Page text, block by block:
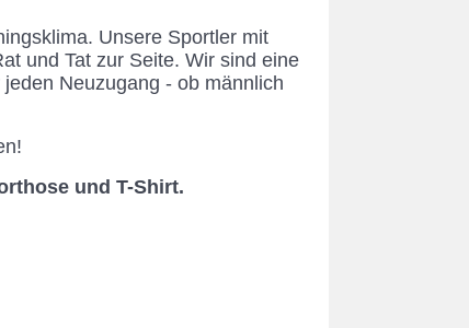
Unsere Sportler mit
und Tat zur Seite. Wir sind eine
Neuzugang - ob männlich
und T-Shirt.